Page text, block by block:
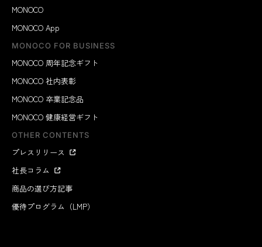
MONOCO
MONOCO App
MONOCO FOR BUSINESS
MONOCO 周年記念ギフト
MONOCO 社内表彰
MONOCO 卒業記念品
MONOCO 健康経営ギフト
OTHER CONTENTS
プレスリリース
社長コラム
商品の選び方記事
優待プログラム（LMP）